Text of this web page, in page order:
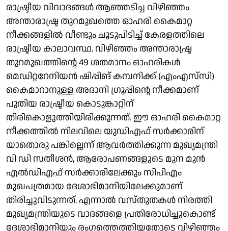
രാഷ്ട്രീയ വിവാദങ്ങൾ ആഞ്ഞടിച്ച വിഴിഞ്ഞം
അന്താരാഷ്ട്ര തുറമുഖത്തെ ഓഹരി കൈമാറ്റ
നീക്കങ്ങളിൽ വീണ്ടും ചൂടുപിടിച്ച് കേരളത്തിലെ
രാഷ്ട്രീയ കാലാവസ്ഥ. വിഴിഞ്ഞം അന്താരാഷ്ട്ര
തുറമുഖത്തിന്റെ 49 ശതമാനം ഓഹരികൾ
മെഡിറ്ററേനിയൻ ഷിപ്പിങ് കമ്പനിക്ക് (എംഎസ്‌സി)
കൈമാറാനുള്ള അദാനി ഗ്രൂപ്പിന്റെ നീക്കമാണ്
പുതിയ രാഷ്ട്രീയ കൊടുങ്കാറ്റിന്
തിരികൊളുത്തിയിരിക്കുന്നത്. ഈ ഓഹരി കൈമാറ്റ
നീക്കത്തിൽ നിലവിലെ യുഡിഎഫ് സർക്കാരിന്
യാതൊരു പങ്കില്ലെന്ന് ആവർത്തിക്കുന്ന മുഖ്യമന്ത്രി
വി ഡി സതീശൻ, ആരോപണങ്ങളുടെ മുന മുൻ
എൽഡിഎഫ് സർക്കാരിലേക്കും സിപിഎം
മുഖപത്രമായ ദേശാഭിമാനിയിലേക്കുമാണ്
തിരിച്ചുവിടുന്നത്. എന്നാൽ വസ്തുതകൾ നിരത്തി
മുഖ്യമന്ത്രിയുടെ വാദങ്ങളെ പ്രതിരോധിച്ചുകൊണ്ട്
ദേശാഭിമാനിയും രംഗത്തെത്തിയതോടെ വിഴിഞ്ഞം